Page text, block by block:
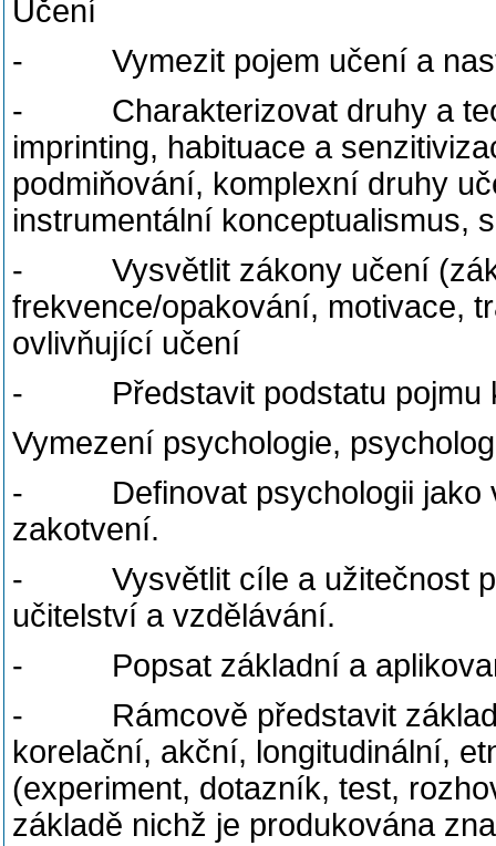
Učení
- Vymezit pojem učení a
- Charakterizovat druhy a
imprinting, habituace a
podmiňování, komplexní druhy
instrumentální konceptualismus,
- Vysvětlit zákony učení
frekvence/opakování, motivace,
ovlivňující učení
- Představit podstatu pojmu
Vymezení psychologie,
- Definovat psychologii jako
zakotvení.
- Vysvětlit cíle a užitečnost
učitelství a vzdělávání.
- Popsat základní a
- Rámcově představit
korelační, akční, longitudinální,
(experiment, dotazník, test,
základě nichž je produkována